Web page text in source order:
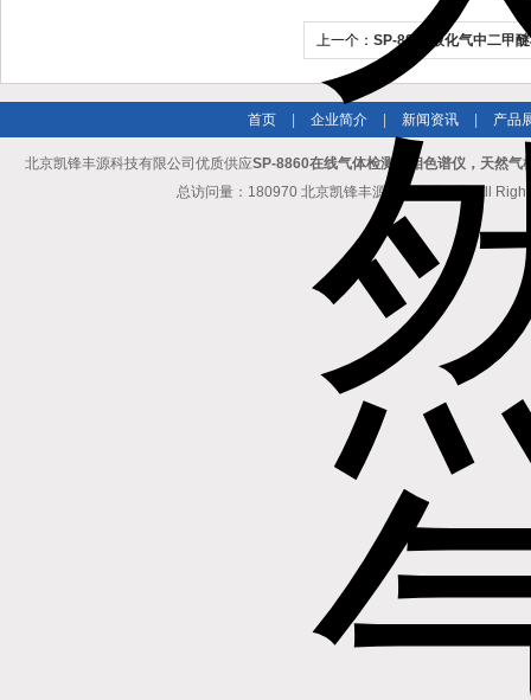
上一个： SP-8820液化气中二甲
液化气检测气相色谱仪
首页 企业简介 新闻资讯 产品
北京凯锋丰源科技有限公司优质供应SP-8860在线气体检测气相色谱仪，天然气
总访问量：180970 北京凯锋丰源科技有限公司 All